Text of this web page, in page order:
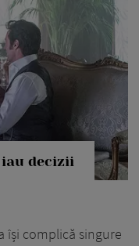
iau decizii
își complică singure